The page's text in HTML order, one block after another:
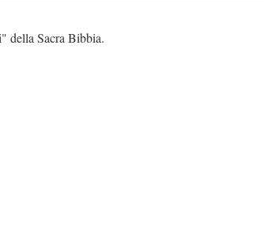
della Sacra Bibbia.